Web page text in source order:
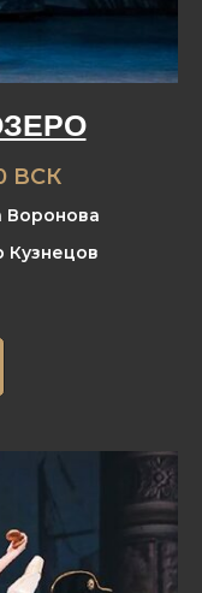
ВСК
Воронова
Кузнецов